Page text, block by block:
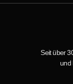
Seit über
und